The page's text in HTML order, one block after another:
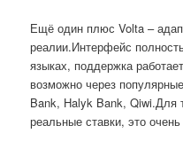
Ещё один плюс Volta –
реалии.Интерфейс
языках, поддержка
возможно через
Bank, Halyk Bank, Qiwi.Для
реальные ставки, это